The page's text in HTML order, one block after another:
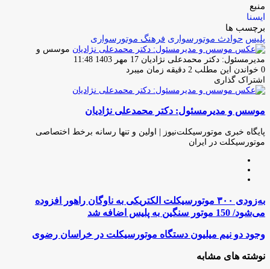
منبع
ایسنا
برچسب ها
پلیس حوادث موتورسواری فرهنگ موتورسوارى
موسس و
مدیرمسئول: دکتر محمدعلی نژادیان ارسال
ایمیل
17 مهر 1403 11:48
0 خواندن این مطلب 2 دقیقه زمان میبرد
اشتراک گذاری
فیس
توئیتر
لینکدین
واتس
تلگرام
اشتراک
از
ایمیل
چاپ
موسس و مدیرمسئول: دکتر محمدعلی نژادیان
پایگاه خبری موتورسیکلت‌نیوز | اولین و تنها رسانه برخط اختصاصی
موتورسیکلت در ایران
به‌زودی
۳۰۰
موتورسیکلت
به
راهور
به‌زودی ۳۰۰ موتورسیکلت الکتریکی به ناوگان راهور افزوده
می‌شود/ 150 موتور سنگین به پلیس اضافه شد
وجود
نیم
میلیون
وجود دو نیم میلیون دستگاه موتورسیکلت در خراسان رضوی
نوشته های مشابه